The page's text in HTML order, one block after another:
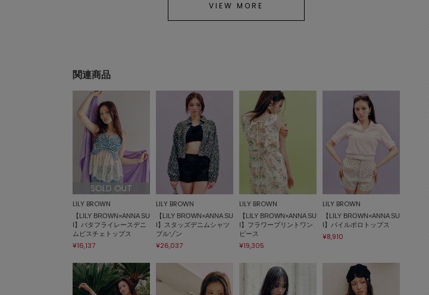
VIEW MORE
関連商品
SOLD OUT
LILY BROWN
【LILY BROWN×ANNA SU
I】バタフライレースデニ
ムビスチェトップス
¥16,137
LILY BROWN
【LILY BROWN×ANNA SU
I】スタッズデニムシャツ
ブルゾン
¥26,037
LILY BROWN
【LILY BROWN×ANNA SU
I】フラワープリントワン
ピース
¥19,305
LILY BROWN
【LILY BROWN×ANNA SU
I】パイルポロトップス
¥8,910